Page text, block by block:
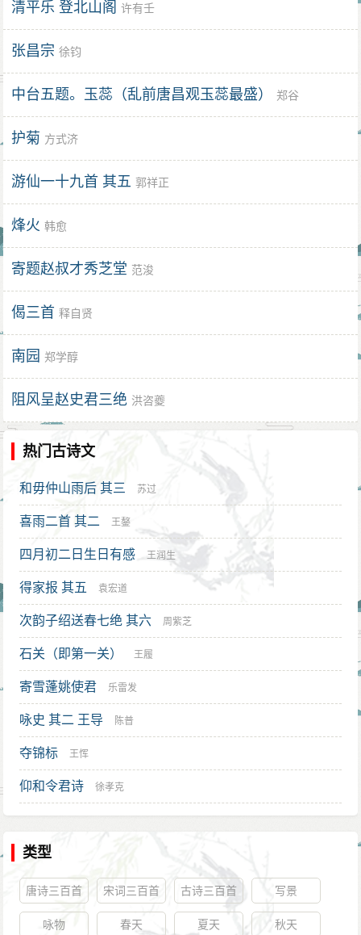
清平乐 登北山阁 许有壬
张昌宗 徐钧
中台五题。玉蕊（乱前唐昌观玉蕊最盛） 郑谷
护菊 方式济
游仙一十九首 其五 郭祥正
烽火 韩愈
寄题赵叔才秀芝堂 范浚
偈三首 释自贤
南园 郑学醇
阻风呈赵史君三绝 洪咨夔
热门古诗文
和毋仲山雨后 其三 苏过
喜雨二首 其二 王鏊
四月初二日生日有感 王润生
得家报 其五 袁宏道
次韵子绍送春七绝 其六 周紫芝
石关（即第一关） 王履
寄雪蓬姚使君 乐雷发
咏史 其二 王导 陈普
夺锦标 王恽
仰和令君诗 徐孝克
类型
唐诗三百首 宋词三百首 古诗三百首 写景
咏物 春天 夏天 秋天